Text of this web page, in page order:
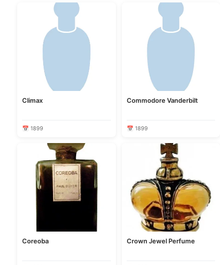
Climax
📅 1899
Commodore Vanderbilt
📅 1899
Coreoba Crown Jewel Perfume